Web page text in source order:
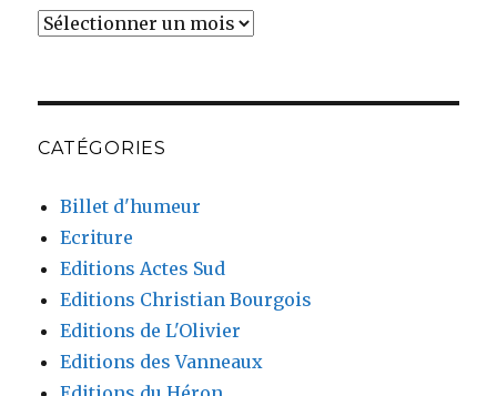
Archives
CATÉGORIES
Billet d'humeur
Ecriture
Editions Actes Sud
Editions Christian Bourgois
Editions de L'Olivier
Editions des Vanneaux